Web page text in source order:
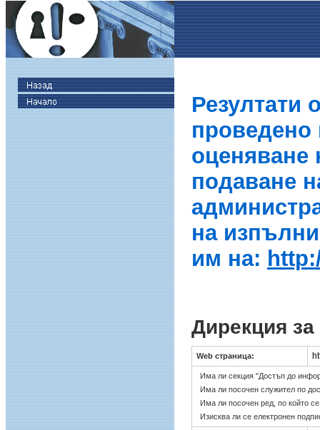
Резултати
проведено
оценяване
подаване
на
им на:
Дирекция
Web страница:
Има ли секция "Достъп до
Има ли посочен служител по
Има ли посочен ред, по който
Изисква ли се електронен